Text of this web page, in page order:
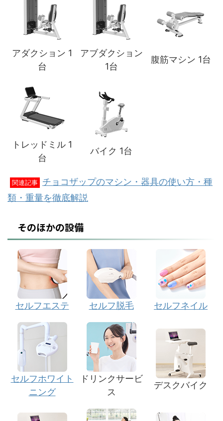
アダクション 1
台
アブダクション
1台
腹筋マシン 1台
トレッドミル 1
台
バイク 1台
関連記事
チョコザップのマシン・器具の使い方・種
類・重量を徹底解説
そのほかの設備
セルフエステ セルフ脱毛 セルフネイル
セルフホワイト
ニング
ドリンクサービ
ス
デスクバイク